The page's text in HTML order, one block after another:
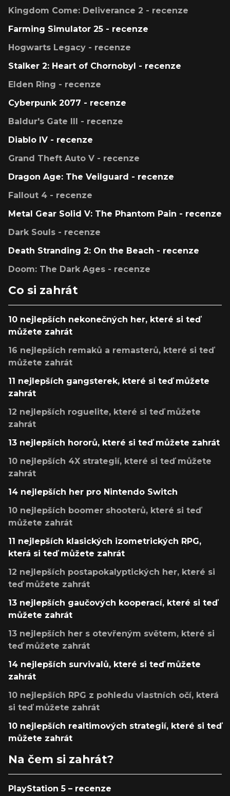
Kingdom Come: Deliverance 2 - recenze
Farming Simulator 25 - recenze
Hogwarts Legacy - recenze
Stalker 2: Heart of Chornobyl - recenze
Elden Ring - recenze
Cyberpunk 2077 - recenze
Baldur's Gate III - recenze
Diablo IV - recenze
Grand Theft Auto V - recenze
Dragon Age: The Veilguard - recenze
Fallout 4 - recenze
Metal Gear Solid V: The Phantom Pain - recenze
Dark Souls - recenze
Death Stranding 2: On the Beach - recenze
Doom: The Dark Ages - recenze
Co si zahrát
10 nejlepších nekonečných her, které si teď
můžete zahrát
16 nejlepších remaků a remasterů, které si teď
můžete zahrát
11 nejlepších gangsterek, které si teď můžete
zahrát
12 nejlepších roguelite, které si teď můžete
zahrát
13 nejlepších hororů, které si teď můžete zahrát
10 nejlepších 4X strategií, které si teď můžete
zahrát
14 nejlepších her pro Nintendo Switch
10 nejlepších boomer shooterů, které si teď
můžete zahrát
11 nejlepších klasických izometrických RPG,
která si teď můžete zahrát
12 nejlepších postapokalyptických her, které si
teď můžete zahrát
13 nejlepších gaučových kooperací, které si teď
můžete zahrát
13 nejlepších her s otevřeným světem, které si
teď můžete zahrát
14 nejlepších survivalů, které si teď můžete
zahrát
10 nejlepších RPG z pohledu vlastních očí, která
si teď můžete zahrát
10 nejlepších realtimových strategií, které si teď
můžete zahrát
Na čem si zahrát?
PlayStation 5 – recenze